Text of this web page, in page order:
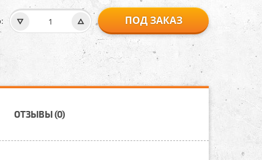
ПОД ЗАКАЗ
ОТЗЫВЫ (0)